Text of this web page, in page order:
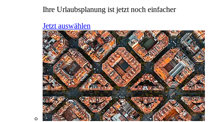
Ihre Urlaubsplanung ist jetzt noch einfacher
Jetzt auswählen